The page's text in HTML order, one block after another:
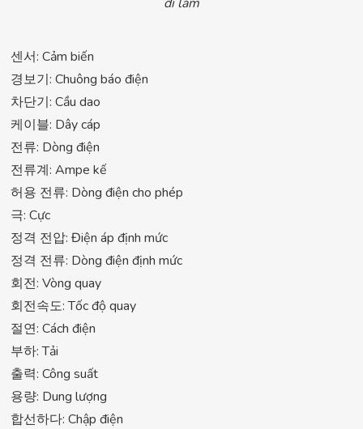
센서: Cảm biến
경보기: Chuông báo điện
차단기: Cầu dao
케이블: Dây cáp
전류: Dòng điện
전류계: Ampe kế
허용 전류: Dòng điện cho phép
극: Cực
정격 전압: Điện áp định mức
정격 전류: Dòng điện định mức
회전: Vòng quay
회전속도: Tốc độ quay
절연: Cách điện
부하: Tải
출력: Công suất
용량: Dung lượng
합선하다: Chập điện